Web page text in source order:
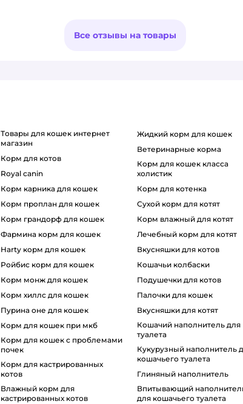
Все отзывы на товары
товары для кошек интернет
магазин
корм для котов
royal canin
корм карника для кошек
корм проплан для кошек
корм грандорф для кошек
фармина корм для кошек
harty корм для кошек
ройбис корм для кошек
корм монж для кошек
корм хиллс для кошек
пурина оне для кошек
корм для кошек при мкб
корм для кошек с проблемами
почек
Корм для кастрированных
котов
влажный корм для
кастрированных котов
жидкий корм для кошек
ветеринарные корма
корм для кошек класса
холистик
корм для котенка
сухой корм для котят
корм влажный для котят
лечебный корм для котят
вкусняшки для котов
кошачьи колбаски
подушечки для котов
палочки для кошек
вкусняшки для котят
кошачий наполнитель для
туалета
кукурузный наполнитель для
кошачьего туалета
глиняный наполнитель
впитывающий наполнитель
для кошачьего туалета